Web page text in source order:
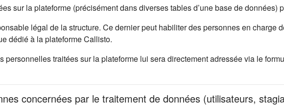
sur la plateforme (précisément dans diverses tables d’une base de
légal de la structure. Ce dernier peut habiliter des personnes en charge
dédié à la plateforme Callisto.
personnelles traitées sur la plateforme lui sera directement adressée via le
concernées par le traitement de données (utilisateurs,